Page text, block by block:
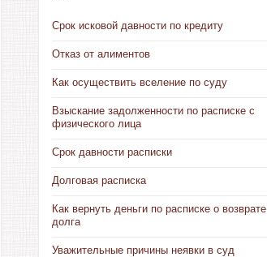
Срок исковой давности по кредиту
Отказ от алиментов
Как осуществить вселение по суду
Взыскание задолженности по расписке с
физического лица
Срок давности расписки
Долговая расписка
Как вернуть деньги по расписке о возврате
долга
Уважительные причины неявки в суд